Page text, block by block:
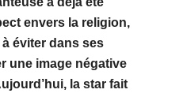
envers la religion,
éviter dans ses
une image négative
la star fait